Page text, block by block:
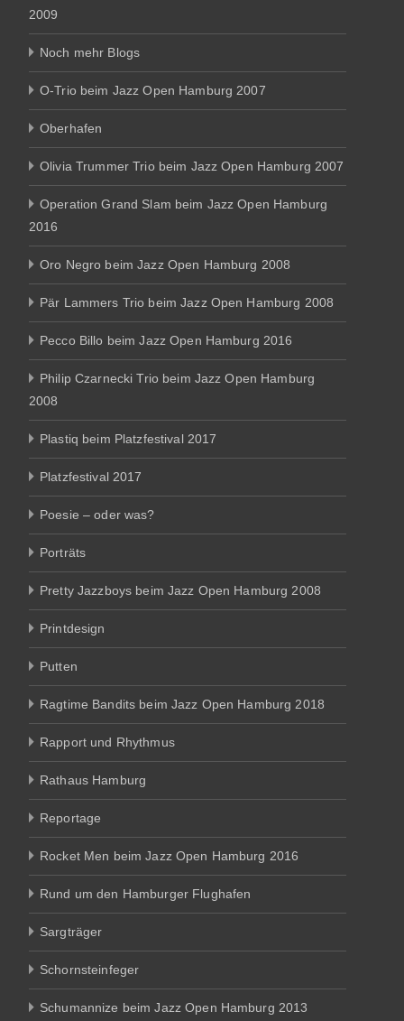
2009
Noch mehr Blogs
O-Trio beim Jazz Open Hamburg 2007
Oberhafen
Olivia Trummer Trio beim Jazz Open Hamburg 2007
Operation Grand Slam beim Jazz Open Hamburg
2016
Oro Negro beim Jazz Open Hamburg 2008
Pär Lammers Trio beim Jazz Open Hamburg 2008
Pecco Billo beim Jazz Open Hamburg 2016
Philip Czarnecki Trio beim Jazz Open Hamburg
2008
Plastiq beim Platzfestival 2017
Platzfestival 2017
Poesie – oder was?
Porträts
Pretty Jazzboys beim Jazz Open Hamburg 2008
Printdesign
Putten
Ragtime Bandits beim Jazz Open Hamburg 2018
Rapport und Rhythmus
Rathaus Hamburg
Reportage
Rocket Men beim Jazz Open Hamburg 2016
Rund um den Hamburger Flughafen
Sargträger
Schornsteinfeger
Schumannize beim Jazz Open Hamburg 2013